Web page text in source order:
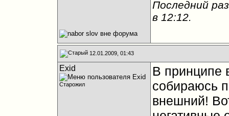
Последний
в 12:12.
12.01.2009, 01:43
Exid
Старожил
В принципе
собираюсь
внешний!